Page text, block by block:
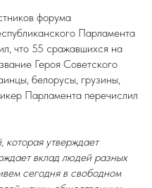
форума
Парламента
что 55 сражавшихся на
Героя Советского
белорусы, грузины,
Парламента перечислил
которая утверждает
вклад людей разных
сегодня в свободном